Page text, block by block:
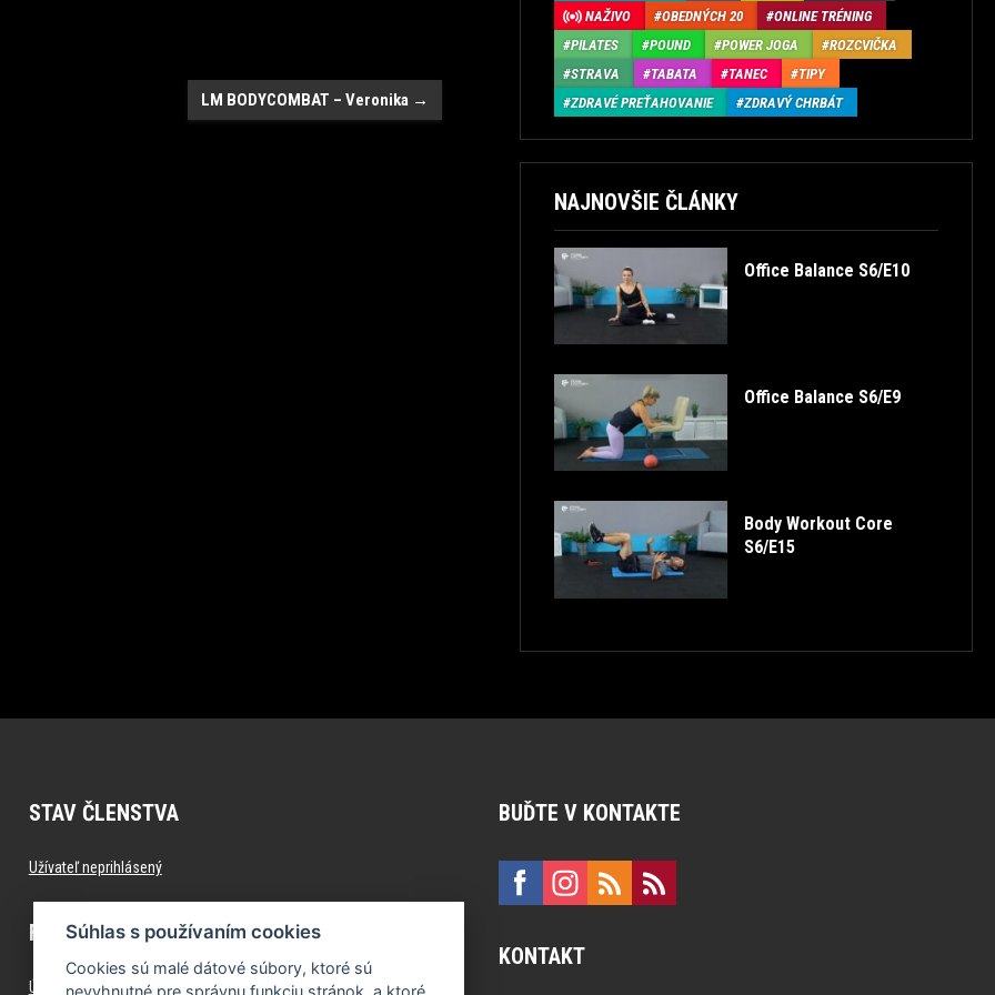
LM BODYCOMBAT – Veronika →
NAŽIVO
OBEDNÝCH 20
ONLINE TRÉNING
PILATES
POUND POWER JOGA
ROZCVIČKA
STRAVA
TABATA TANEC
TIPY
ZDRAVÉ PREŤAHOVANIE
ZDRAVÝ CHRBÁT
NAJNOVŠIE ČLÁNKY
Office Balance S6/E10
Office Balance S6/E9
Body Workout Core
S6/E15
STAV ČLENSTVA
Užívateľ neprihlásený
FITNESS.FORMFACTORY.SK
Úvod
BUĎTE V KONTAKTE
KONTAKT
Súhlas s používaním cookies
Cookies sú malé dátové súbory, ktoré sú
nevyhnutné pre správnu funkciu stránok, a ktoré